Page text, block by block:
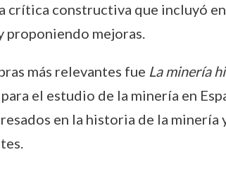
crítica constructiva que incluyó
proponiendo mejoras.
más relevantes fue La minería
el estudio de la minería en
en la historia de la minería